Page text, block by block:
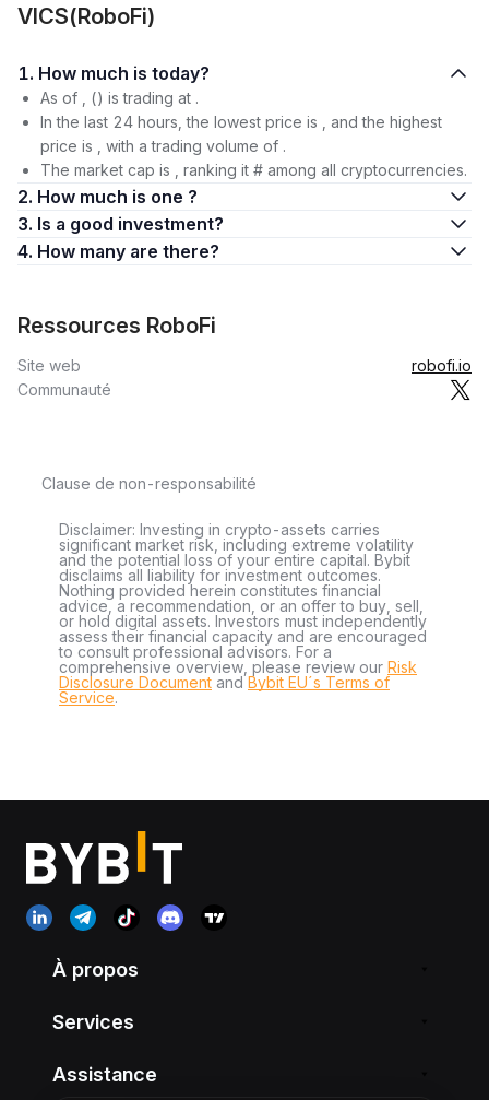
VICS(RoboFi)
1. How much is today?
As of , () is trading at .
In the last 24 hours, the lowest price is , and the highest
price is , with a trading volume of .
The market cap is , ranking it # among all cryptocurrencies.
2. How much is one ?
3. Is a good investment?
4. How many are there?
Ressources RoboFi
Site web
robofi.io
Communauté
Clause de non-responsabilité
Disclaimer: Investing in crypto-assets carries
significant market risk, including extreme volatility
and the potential loss of your entire capital. Bybit
disclaims all liability for investment outcomes.
Nothing provided herein constitutes financial
advice, a recommendation, or an offer to buy, sell,
or hold digital assets. Investors must independently
assess their financial capacity and are encouraged
to consult professional advisors. For a
comprehensive overview, please review our Risk
Disclosure Document andBybit EU´s Terms of
Service.
À propos
Services
Assistance